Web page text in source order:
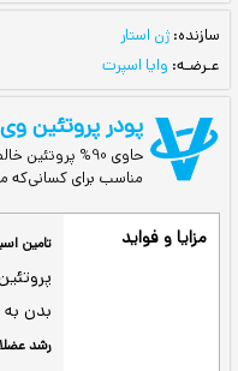
دلخواه
مقدار
تاریخ